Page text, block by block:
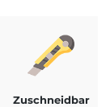
Zuschneidbar